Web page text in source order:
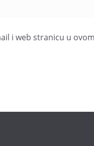
i web stranicu u